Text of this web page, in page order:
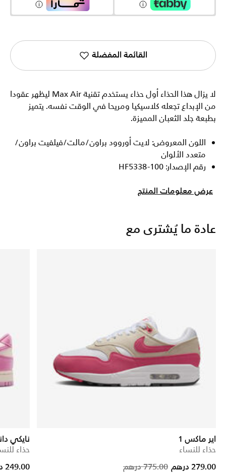
القائمة المفضلة
لا يزال هذا الحذاء أول حذاء يستخدم تقنية Max Air ليظهر عقودا
من الإبداع تجعله كلاسيكيا ومريحا في الوقت نفسه. يتميز
بطبعة جلد الثعبان المميزة.
اللون المعروض: لايت أوروود براون/مالت/فيلفيت براون/
متعدد الألوان
رقم الإصدار: HF5338-100
عرض معلومات المنتج
عادة ما يُشترى مع
اير ماكس 1
حذاء للنساء
Price
775.00 درهم to
279.00 درهم
نايكي
حذاء
reduced from
to
249.00 درهم